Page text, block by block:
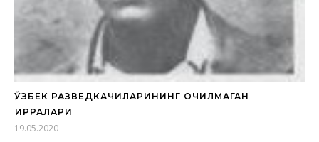
ЎЗБЕК РАЗВЕДКАЧИЛАРИНИНГ ОЧИЛМАГАН
ҚИРРАЛАРИ
19.05.2020